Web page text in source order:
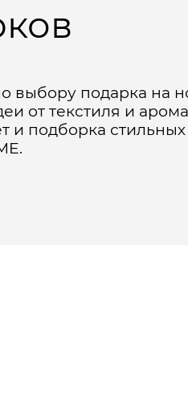
выбору подарка на
от текстиля и
и подборка